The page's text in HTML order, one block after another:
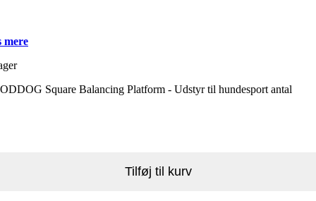
mere
Square Balancing Platform - Udstyr til hundesport antal
Tilføj til kurv